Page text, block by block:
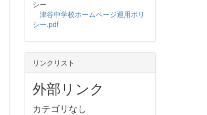
シー
津谷中学校ホームページ運用ポリ
シー.pdf
リンクリスト
外部リンク
カテゴリなし